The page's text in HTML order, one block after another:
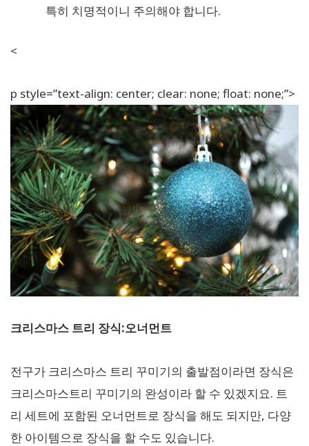
특히 치명적이니 주의해야 합니다.
<
p style=”text-align: center; clear: none; float: none;”>
크리스마스 트리 장식:오너먼트
전구가 크리스마스 트리 꾸미기의 출발점이라면 장식은
크리스마스트리 꾸미기의 완성이라 할 수 있겠지요. 트
리 세트에 포함된 오너먼트로 장식을 해도 되지만, 다양
한 아이템으로 장식을 할 수도 있습니다.